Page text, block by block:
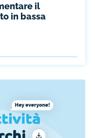
il
in bassa